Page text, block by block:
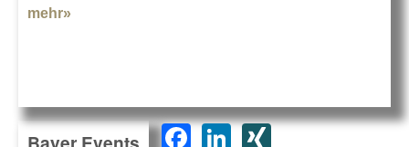
mehr»
F
Li XI